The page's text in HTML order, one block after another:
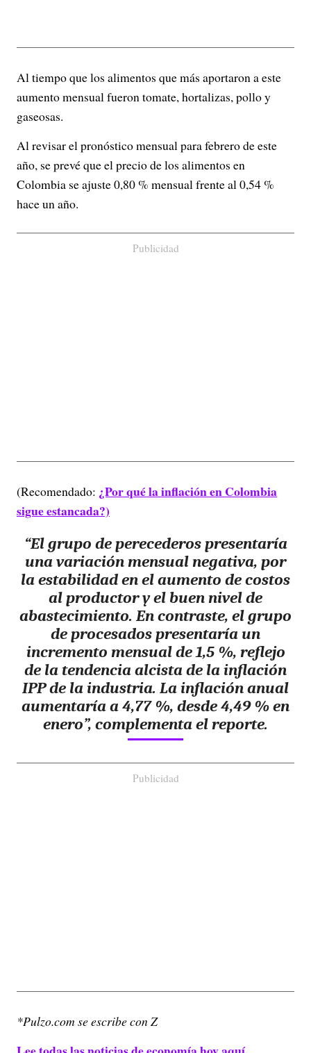
Al tiempo que los alimentos que más aportaron a este
aumento mensual fueron tomate, hortalizas, pollo y
gaseosas.
Al revisar el pronóstico mensual para febrero de este
año, se prevé que el precio de los alimentos en
Colombia se ajuste 0,80 % mensual frente al 0,54 %
hace un año.
Publicidad
(Recomendado: ¿Por qué la inflación en Colombia
sigue estancada?)
“El grupo de perecederos presentaría
una variación mensual negativa, por
la estabilidad en el aumento de costos
al productor y el buen nivel de
abastecimiento. En contraste, el grupo
de procesados presentaría un
incremento mensual de 1,5 %, reflejo
de la tendencia alcista de la inflación
IPP de la industria. La inflación anual
aumentaría a 4,77 %, desde 4,49 % en
enero”, complementa el reporte.
Publicidad
*Pulzo.com se escribe con Z